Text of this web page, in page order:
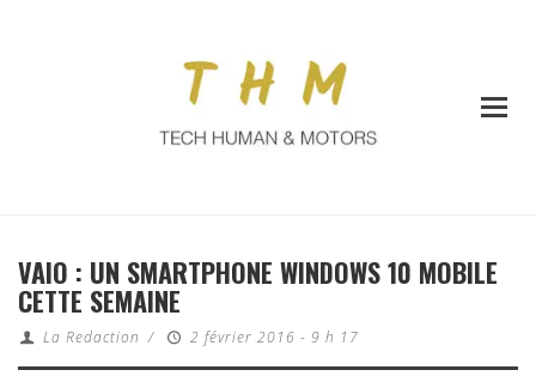
VAIO : UN SMARTPHONE WINDOWS 10 MOBILE
CETTE SEMAINE
La Redaction / 2 février 2016 - 9 h 17